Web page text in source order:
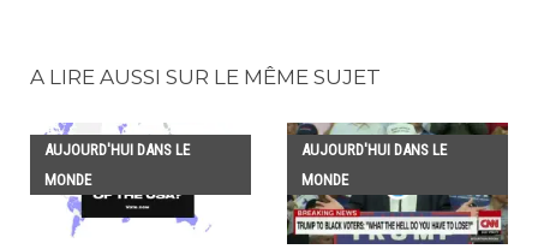
A LIRE AUSSI SUR LE MÊME SUJET
AUJOURD'HUI DANS LE
MONDE
AUJOURD'HUI DANS LE
MONDE